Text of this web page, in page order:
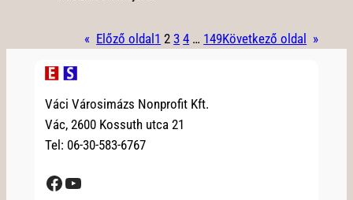
« Előző oldal 1 2 3 4 … 149Következő oldal »
Váci Városimázs Nonprofit Kft.
Vác, 2600 Kossuth utca 21
Tel: 06-30-583-6767
Facebook YouTube